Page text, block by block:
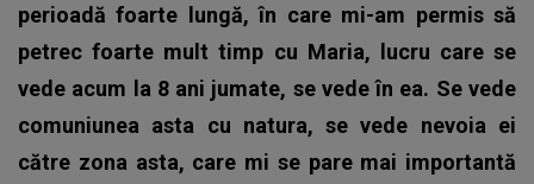
perioadă foarte lungă, în care mi-am permis să
petrec foarte mult timp cu Maria, lucru care se
vede acum la 8 ani jumate, se vede în ea. Se vede
comuniunea asta cu natura, se vede nevoia ei
către zona asta, care mi se pare mai importantă